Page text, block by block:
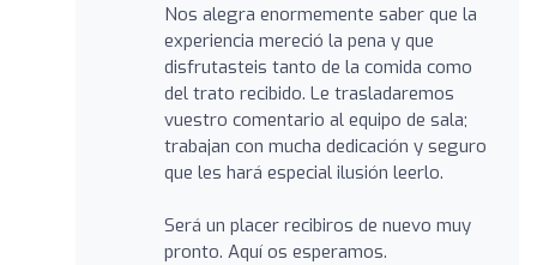
Nos alegra enormemente saber que la
experiencia mereció la pena y que
disfrutasteis tanto de la comida como
del trato recibido. Le trasladaremos
vuestro comentario al equipo de sala;
trabajan con mucha dedicación y seguro
que les hará especial ilusión leerlo.
Será un placer recibiros de nuevo muy
pronto. Aquí os esperamos.